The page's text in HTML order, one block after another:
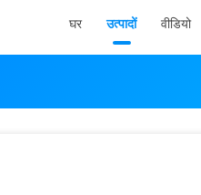
घर उत्पादों वीडियो